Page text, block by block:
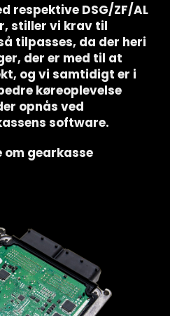
respektive DSG/ZF/AL
stiller vi krav til
tilpasses, da der heri
der er med til at
og vi samtidigt er i
køreoplevelse
opnås ved
software.
om gearkasse